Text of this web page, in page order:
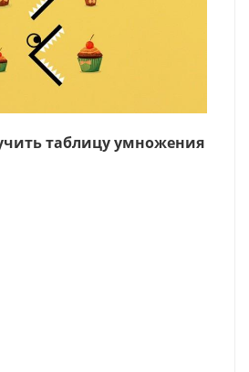
таблицу умножения